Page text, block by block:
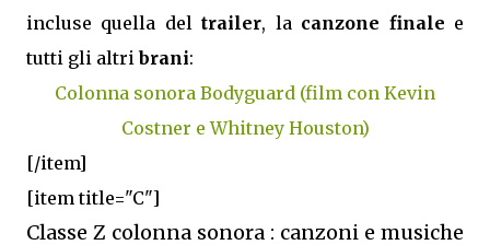
incluse quella deltrailer, la canzone finale e
tutti gli altribrani:
Colonna sonora Bodyguard (film con Kevin
Costner e Whitney Houston)
[/item]
[item title="C"]
Classe Z colonna sonora : canzoni e musiche